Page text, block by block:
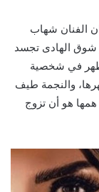
الفنان شهاب
شوق الهادى تجسد
في شخصية
والنجمة طيف
هو أن تزوج